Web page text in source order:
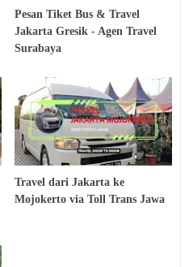
Pesan Tiket Bus & Travel
Jakarta Gresik - Agen Travel
Surabaya
Travel dari Jakarta ke
Mojokerto via Toll Trans Jawa